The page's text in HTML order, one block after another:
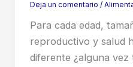
Deja un comentario /
Para cada edad,
reproductivo y salud
diferente ¿alguna